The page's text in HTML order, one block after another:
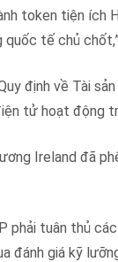
token tiện ích
tế chủ
định về Tài
tử hoạt động
Ireland đã
phải tuân thủ
đánh giá kỹ